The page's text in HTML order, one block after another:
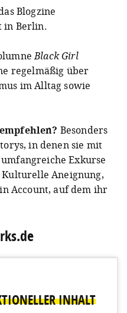
(@ffabae)
Blogzine
in Berlin.
Black Girl
regelmäßig über
im Alltag sowie
Besonders
in denen sie mit
Exkurse
Aneignung,
Account, auf dem ihr
INHALT